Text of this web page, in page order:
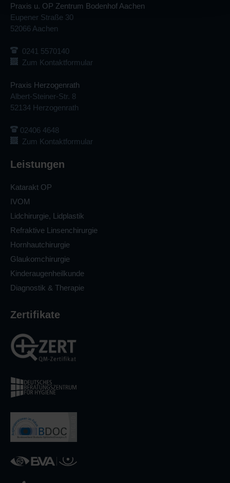
Praxis u. OP Zentrum Bodenhof Aachen
Eupener Straße 30
52066 Aachen
0241 5570140
Zum Kontaktformular
Praxis Herzogenrath
Albert-Steiner-Str. 8
52134 Herzogenrath
02406 4648
Zum Kontaktformular
Leistungen
Katarakt OP
IVOM
Lidchirurgie, Lidplastik
Refraktive Linsenchirurgie
Hornhautchirurgie
Glaukomchirurgie
Kinderaugenheilkunde
Diagnostik & Therapie
Zertifikate